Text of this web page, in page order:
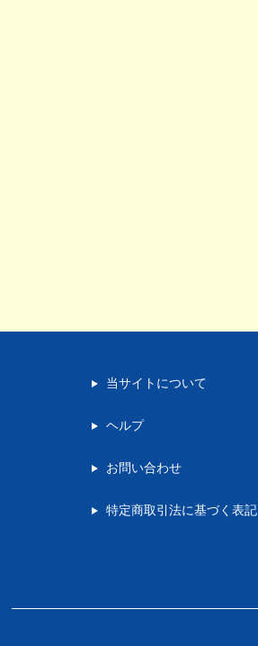
当サイトについて
ヘルプ
お問い合わせ
特定商取引法に基づく表記